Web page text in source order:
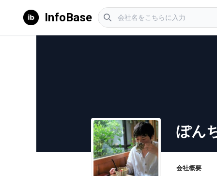
InfoBase
ぽん
会社概要